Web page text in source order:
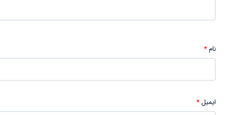
نام*
ایمیل*